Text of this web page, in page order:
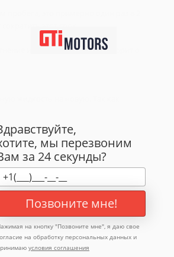
это примерно один раз в 2
этот срок.
и появление осадка, говорит о
жидкость на новую. Так как
мы перезвоним
за 24 секунды?
Позвоните мне!
на кнопку "Позвоните мне", я даю свое
на обработку персональных данных и
условия соглашения